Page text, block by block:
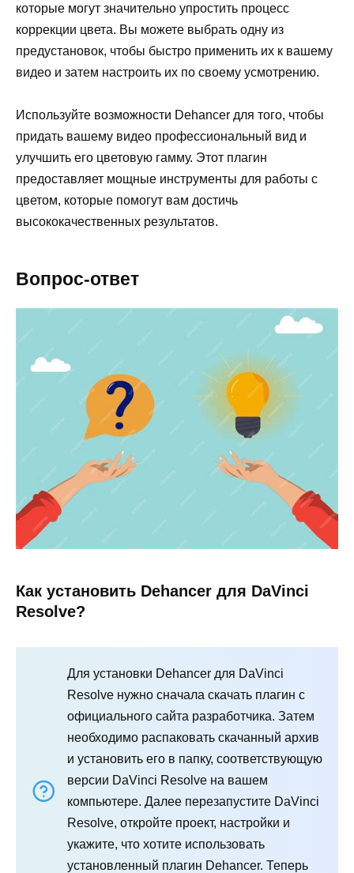
которые могут значительно упростить процесс
коррекции цвета. Вы можете выбрать одну из
предустановок, чтобы быстро применить их к вашему
видео и затем настроить их по своему усмотрению.
Используйте возможности Dehancer для того, чтобы
придать вашему видео профессиональный вид и
улучшить его цветовую гамму. Этот плагин
предоставляет мощные инструменты для работы с
цветом, которые помогут вам достичь
высококачественных результатов.
Вопрос-ответ
Как установить Dehancer для DaVinci
Resolve?
Для установки Dehancer для DaVinci
Resolve нужно сначала скачать плагин с
официального сайта разработчика. Затем
необходимо распаковать скачанный архив
и установить его в папку, соответствующую
версии DaVinci Resolve на вашем
компьютере. Далее перезапустите DaVinci
Resolve, откройте проект, настройки и
укажите, что хотите использовать
установленный плагин Dehancer. Теперь